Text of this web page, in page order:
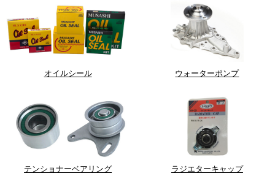
オイルシール ウォーターポンプ
テンショナーベアリング ラジエターキャップ